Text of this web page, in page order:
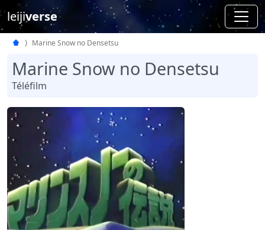
leijiverse
Marine Snow no Densetsu
Marine Snow no Densetsu
Téléfilm